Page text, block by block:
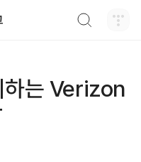
하는 Verizon